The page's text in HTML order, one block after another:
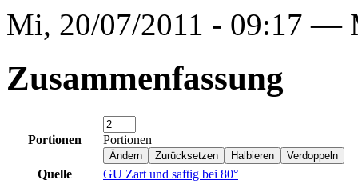
Mi, 20/07/2011 - 09:17 —
Zusammenfassung
Portionen Portionen
Quelle
GU Zart und saftig bei 80°